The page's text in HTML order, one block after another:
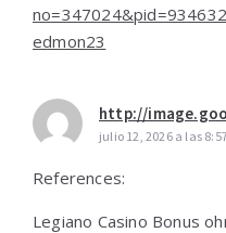
edmon23
http://
julio 12, 2026 a las
References:
Legiano Casino Bonus